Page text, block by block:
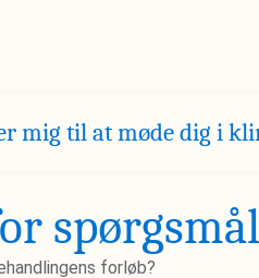
mig til at møde dig i
spørgsmål
forløb?